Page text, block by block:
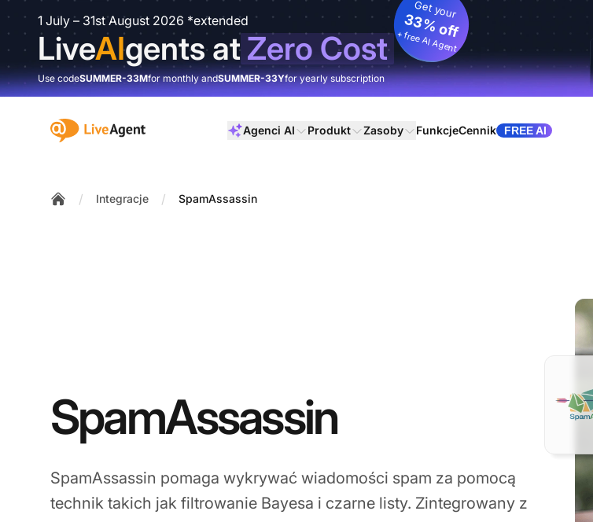
1 July – 31st August 2026 *extended
LiveAIgents atZero Cost
Get your
33% off
+ free AI Agent
Use codeSUMMER-33Mfor monthly andSUMMER-33Yfor yearly subscription
:site.title Agenci AI Produkt Zasoby FunkcjeCennik FREE AI
/ Integracje / SpamAssassin
SpamAssassin
SpamAssassin pomaga wykrywać wiadomości spam za pomocą
technik takich jak filtrowanie Bayesa i czarne listy. Zintegrowany z